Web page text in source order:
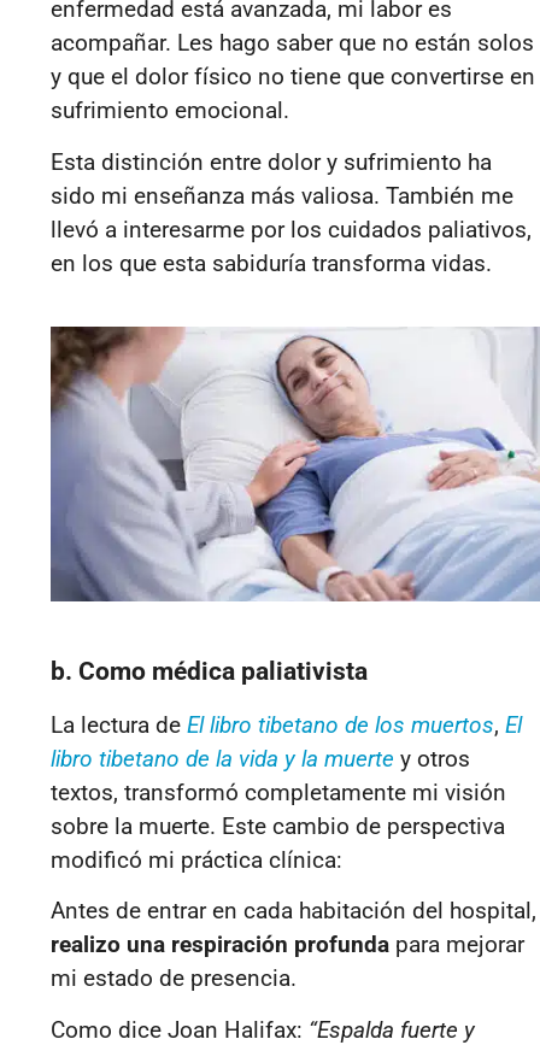
enfermedad está avanzada, mi labor es
acompañar. Les hago saber que no están solos
y que el dolor físico no tiene que convertirse en
sufrimiento emocional.
Esta distinción entre dolor y sufrimiento ha
sido mi enseñanza más valiosa. También me
llevó a interesarme por los cuidados paliativos,
en los que esta sabiduría transforma vidas.
b. Como médica paliativista
La lectura de El libro tibetano de los muertos, El
libro tibetano de la vida y la muerte y otros
textos, transformó completamente mi visión
sobre la muerte. Este cambio de perspectiva
modificó mi práctica clínica:
Antes de entrar en cada habitación del hospital,
realizo una respiración profunda para mejorar
mi estado de presencia.
Como dice Joan Halifax: “Espalda fuerte y